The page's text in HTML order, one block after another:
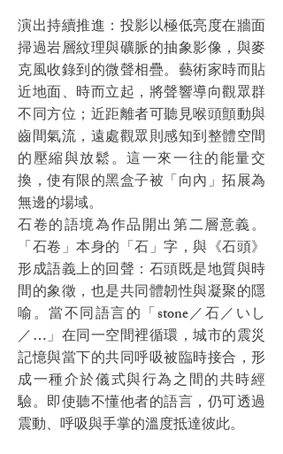
演出持續推進：投影以極低亮度在牆面
掃過岩層紋理與礦脈的抽象影像，與麥
克風收錄到的微聲相疊。藝術家時而貼
近地面、時而立起，將聲響導向觀眾群
不同方位；近距離者可聽見喉頭顫動與
齒間氣流，遠處觀眾則感知到整體空間
的壓縮與放鬆。這一來一往的能量交
換，使有限的黑盒子被「向內」拓展為
無邊的場域。
石卷的語境為作品開出第二層意義。
「石卷」本身的「石」字，與《石頭》
形成語義上的回聲：石頭既是地質與時
間的象徵，也是共同體韌性與凝聚的隱
喻。當不同語言的「stone／石／いし
／…」在同一空間裡循環，城市的震災
記憶與當下的共同呼吸被臨時接合，形
成一種介於儀式與行為之間的共時經
驗。即使聽不懂他者的語言，仍可透過
震動、呼吸與手掌的溫度抵達彼此。